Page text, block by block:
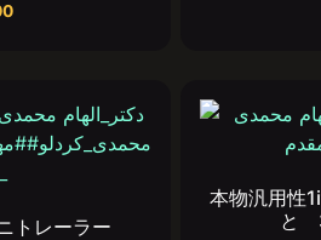
トレーラー
本物汎用性
と